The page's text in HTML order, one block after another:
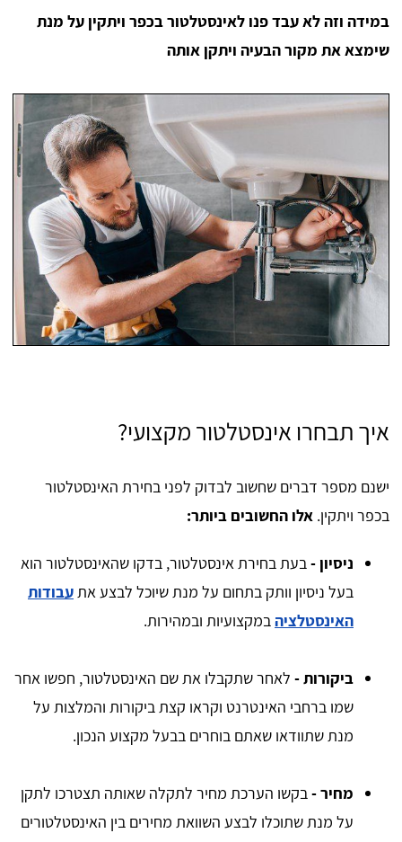
במידה וזה לא עבד פנו לאינסטלטור בכפר ויתקין על מנת
שימצא את מקור הבעיה ויתקן אותה
איך תבחרו אינסטלטור מקצועי?
ישנם מספר דברים שחשוב לבדוק לפני בחירת האינסטלטור
בכפר ויתקין. אלו החשובים ביותר:
ניסיון -בעת בחירת אינסטלטור, בדקו שהאינסטלטור הוא
בעל ניסיון וותק בתחום על מנת שיוכל לבצע אתעבודות
האינסטלציהבמקצועיות ובמהירות.
ביקורות - לאחר שתקבלו את שם האינסטלטור, חפשו אחר
שמו ברחבי האינטרנט וקראו קצת ביקורות והמלצות על
מנת שתוודאו שאתם בוחרים בבעל מקצוע הנכון.
מחיר -בקשו הערכת מחיר לתקלה שאותה תצטרכו לתקן
על מנת שתוכלו לבצע השוואת מחירים בין האינסטלטורים